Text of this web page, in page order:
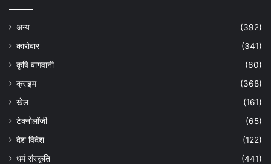
अन्य
(392)
कारोबार
(341)
कृषि बागवानी
(60)
क्राइम
(368)
खेल
(161)
टेक्नोलॉजी
(65)
देश विदेश
(122)
धर्म संस्कृति
(441)